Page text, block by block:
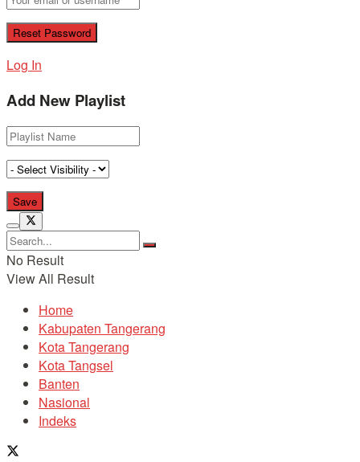
Log In
Add New Playlist
No Result
View All Result
Home
Kabupaten Tangerang
Kota Tangerang
Kota Tangsel
Banten
Nasional
Indeks